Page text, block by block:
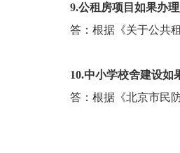
9.公租房项目如果办
答：根据《关于公共
10.中小学校舍建设如
答：根据《北京市民